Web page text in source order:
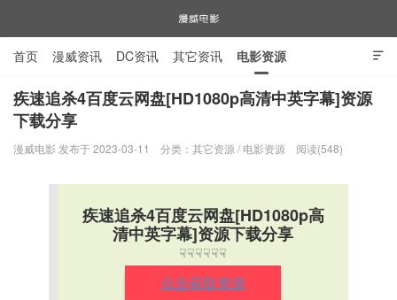
漫威电影

首页 漫威资讯 DC资讯 其它资讯 电影资源
电视剧资源 漫威图片
疾速追杀4百度云网盘[HD1080p高清中英字幕]资源
下载分享
漫威电影 发布于 2023-03-11 分类： 其它资源 / 电影资源 阅读(548)
疾速追杀4百度云网盘[HD1080p高
清中英字幕]资源下载分享
☟☟☟☟☟☟
点击获取资源